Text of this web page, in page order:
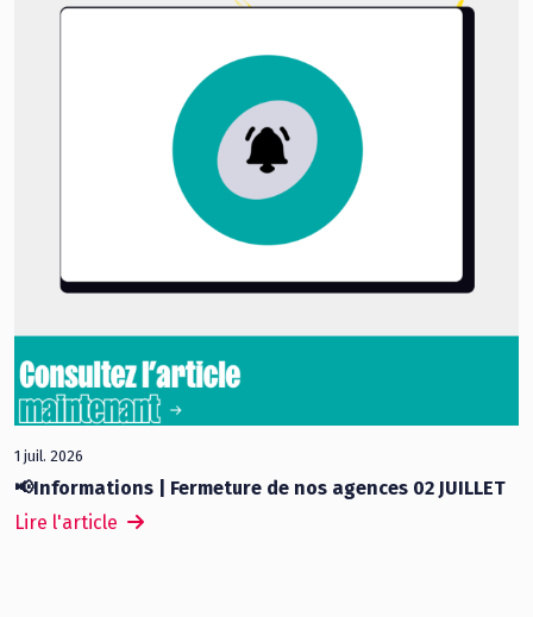
1 juil. 2026
📢Informations | Fermeture de nos agences 02 JUILLET
Lire l'article